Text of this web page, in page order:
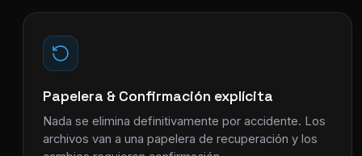
Papelera & Confirmación explícita
Nada se elimina definitivamente por accidente. Los
archivos van a una papelera de recuperación y los